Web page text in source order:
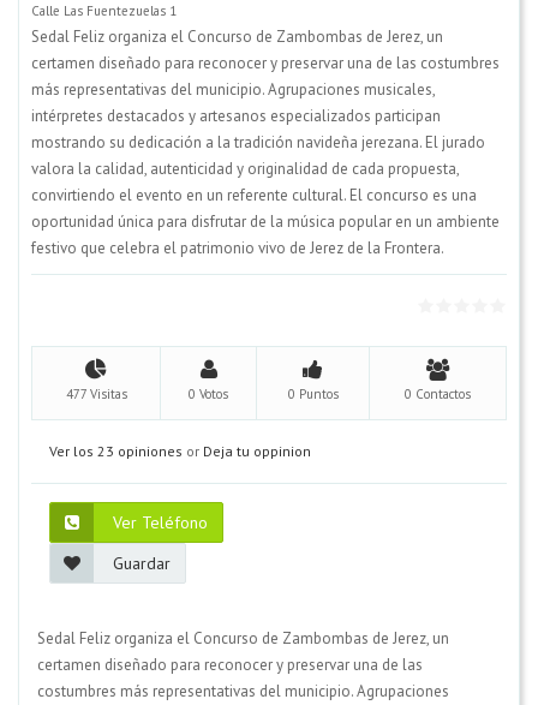
Calle Las Fuentezuelas 1
Sedal Feliz organiza el Concurso de Zambombas de Jerez, un
certamen diseñado para reconocer y preservar una de las costumbres
más representativas del municipio. Agrupaciones musicales,
intérpretes destacados y artesanos especializados participan
mostrando su dedicación a la tradición navideña jerezana. El jurado
valora la calidad, autenticidad y originalidad de cada propuesta,
convirtiendo el evento en un referente cultural. El concurso es una
oportunidad única para disfrutar de la música popular en un ambiente
festivo que celebra el patrimonio vivo de Jerez de la Frontera.
477 Visitas 0 Votos 0 Puntos 0 Contactos
Ver los 23 opiniones or Deja tu oppinion
Ver Teléfono
Guardar
Sedal Feliz organiza el Concurso de Zambombas de Jerez, un
certamen diseñado para reconocer y preservar una de las
costumbres más representativas del municipio. Agrupaciones